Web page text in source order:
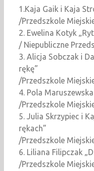
1.Kaja Gaik i Kaja
/Przedszkole
2. Ewelina Kotyk
/ Niepubliczne
3. Alicja Sobczak i
rękę”
/Przedszkole
4. Pola
/Przedszkole
5. Julia Skrzypiec i
rękach”
/Przedszkole
6. Liliana Filipczak
/Przedszkole